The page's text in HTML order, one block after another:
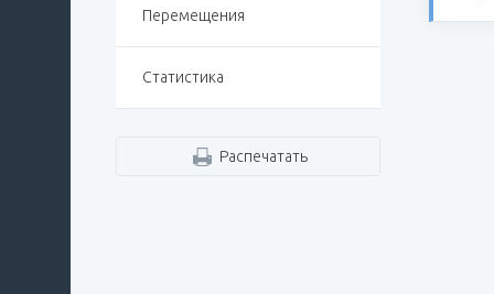
Перемещения
Статистика
Распечатать